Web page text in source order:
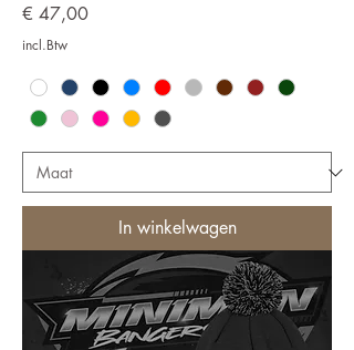
Prijs
€ 47,00
incl.Btw
In winkelwagen